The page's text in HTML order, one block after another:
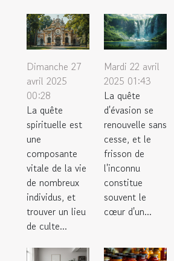
Dimanche 27
avril 2025
00:28
La quête
spirituelle est
une
composante
vitale de la vie
de nombreux
individus, et
trouver un lieu
de culte...
Mardi 22 avril
2025 01:43
La quête
d'évasion se
renouvelle sans
cesse, et le
frisson de
l'inconnu
constitue
souvent le
cœur d'un...